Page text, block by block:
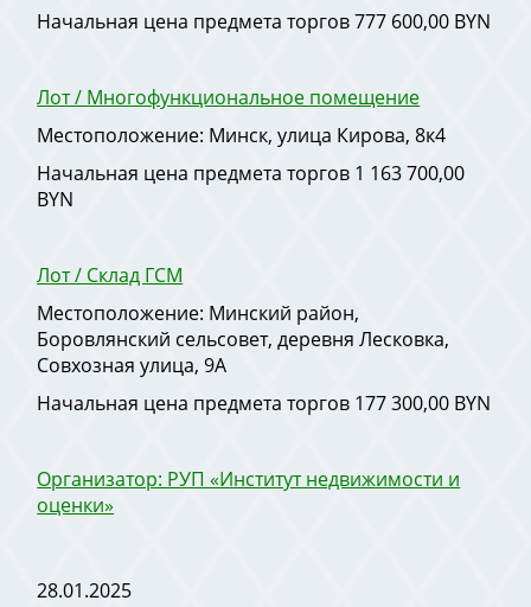
Начальная цена предмета торгов 777 600,00 BYN
Лот / Многофункциональное помещение
Местоположение: Минск, улица Кирова, 8к4
Начальная цена предмета торгов 1 163 700,00
BYN
Лот / Склад ГСМ
Местоположение: Минский район,
Боровлянский сельсовет, деревня Лесковка,
Совхозная улица, 9А
Начальная цена предмета торгов 177 300,00 BYN
Организатор: РУП «Институт недвижимости и
оценки»
28.01.2025